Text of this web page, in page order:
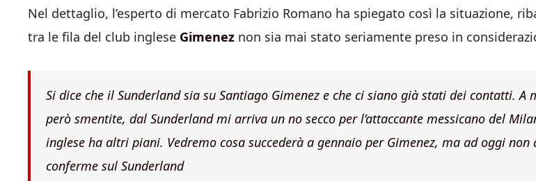
Nel dettaglio, l’esperto di mercato Fabrizio Romano ha spiegato così la situazione,
tra le fila del club inglese Gimenez non sia mai stato seriamente preso in
Si dice che il Sunderland sia su Santiago Gimenez e che ci siano già stati dei contatti. A
però smentite, dal Sunderland mi arriva un no secco per l’attaccante messicano del
inglese ha altri piani. Vedremo cosa succederà a gennaio per Gimenez, ma ad oggi non
conferme sul Sunderland